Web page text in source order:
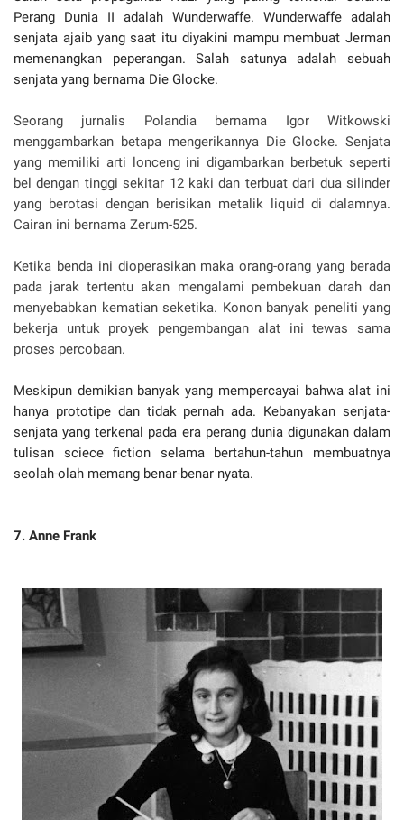
Perang Dunia II adalah Wunderwaffe. Wunderwaffe adalah
senjata ajaib yang saat itu diyakini mampu membuat Jerman
memenangkan peperangan. Salah satunya adalah sebuah
senjata yang bernama Die Glocke.
Seorang jurnalis Polandia bernama Igor Witkowski
menggambarkan betapa mengerikannya Die Glocke. Senjata
yang memiliki arti lonceng ini digambarkan berbetuk seperti
bel dengan tinggi sekitar 12 kaki dan terbuat dari dua silinder
yang berotasi dengan berisikan metalik liquid di dalamnya.
Cairan ini bernama Zerum-525.
Ketika benda ini dioperasikan maka orang-orang yang berada
pada jarak tertentu akan mengalami pembekuan darah dan
menyebabkan kematian seketika. Konon banyak peneliti yang
bekerja untuk proyek pengembangan alat ini tewas sama
proses percobaan.
Meskipun demikian banyak yang mempercayai bahwa alat ini
hanya prototipe dan tidak pernah ada. Kebanyakan senjata-
senjata yang terkenal pada era perang dunia digunakan dalam
tulisan sciece fiction selama bertahun-tahun membuatnya
seolah-olah memang benar-benar nyata.
7. Anne Frank